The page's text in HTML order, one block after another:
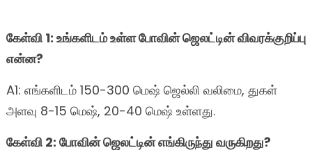
கேள்வி 1: உங்களிடம் உள்ள போவின் ஜெலட்டின் விவரக்குறிப்பு
என்ன?
A1: எங்களிடம் 150-300 மெஷ் ஜெல்லி வலிமை, துகள்
அளவு 8-15 மெஷ், 20-40 மெஷ் உள்ளது.
கேள்வி 2: போவின் ஜெலட்டின் எங்கிருந்து வருகிறது?